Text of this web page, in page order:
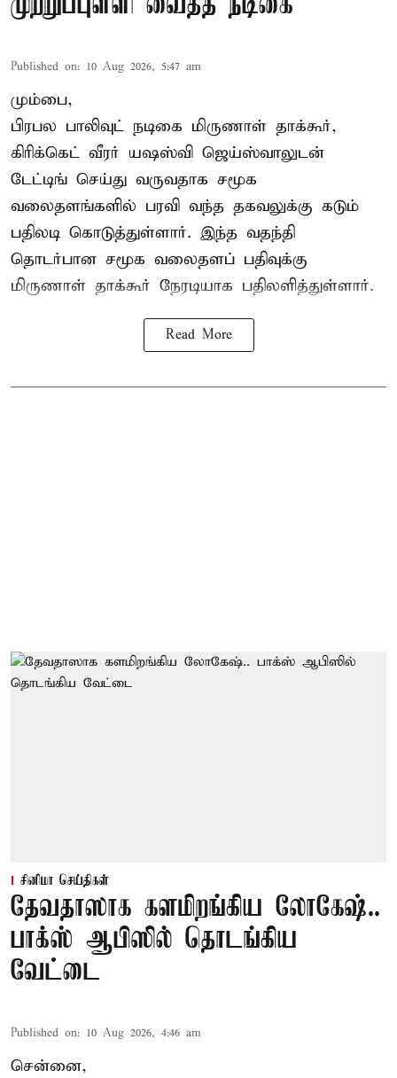
Published on: 10 Aug 2026, 5:47 am
மும்பை,
பிரபல பாலிவுட் நடிகை மிருணாள் தாக்கூர்,
கிரிக்கெட் வீரர் யஷஸ்வி ஜெய்ஸ்வாலுடன்
டேட்டிங் செய்து வருவதாக சமூக
வலைதளங்களில் பரவி வந்த தகவலுக்கு கடும்
பதிலடி கொடுத்துள்ளார். இந்த வதந்தி
தொடர்பான சமூக வலைதளப் பதிவுக்கு
மிருணாள் தாக்கூர் நேரடியாக பதிலளித்துள்ளார்.
Read More
சினிமா செய்திகள்
தேவதாஸாக களமிறங்கிய லோகேஷ்..
பாக்ஸ் ஆபிஸில் தொடங்கிய
வேட்டை
Published on: 10 Aug 2026, 4:46 am
சென்னை,